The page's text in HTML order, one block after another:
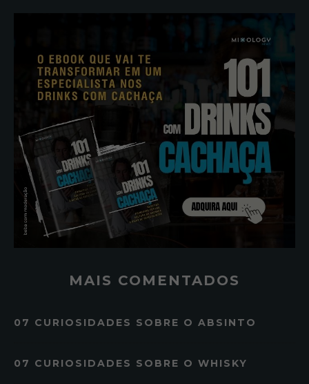
MAIS COMENTADOS
07 CURIOSIDADES SOBRE O ABSINTO
07 CURIOSIDADES SOBRE O WHISKY